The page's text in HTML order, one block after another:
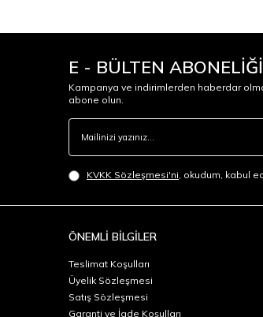
E - BÜLTEN ABONELİĞİ
Kampanya ve indirimlerden haberdar
abone olun.
KVKK Sözleşmesi'ni, okudum, kabul
ÖNEMLİ BİLGİLER
Teslimat Koşulları
Üyelik Sözleşmesi
Satış Sözleşmesi
Garanti ve İade Koşulları